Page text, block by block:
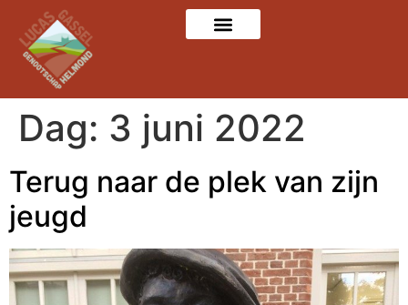
Dag: 3 juni 2022
Terug naar de plek van zijn
jeugd